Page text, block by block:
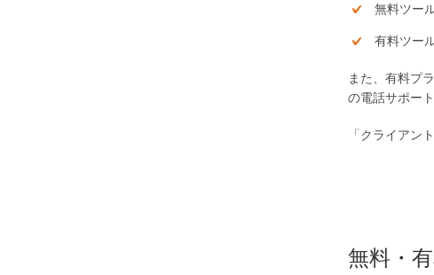
無料ツー
有料ツー
また、有料プ
の電話サポー
「クライアン
無料・